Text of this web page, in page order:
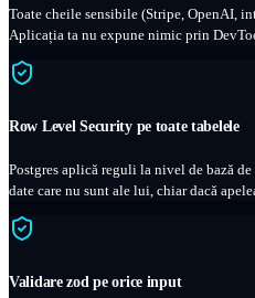
Toate cheile sensibile (Stripe, OpenAI,
Aplicația ta nu expune nimic prin
Row Level Security pe toate tabelele
Postgres aplică reguli la nivel de bază
date care nu sunt ale lui, chiar dacă
Validare zod pe orice input